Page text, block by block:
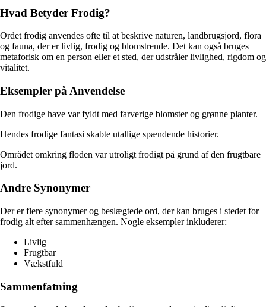
Hvad Betyder Frodig?
Ordet frodig anvendes ofte til at beskrive naturen, landbrugsjord, flora
og fauna, der er livlig, frodig og blomstrende. Det kan også bruges
metaforisk om en person eller et sted, der udstråler livlighed, rigdom og
vitalitet.
Eksempler på Anvendelse
Den frodige have var fyldt med farverige blomster og grønne planter.
Hendes frodige fantasi skabte utallige spændende historier.
Området omkring floden var utroligt frodigt på grund af den frugtbare
jord.
Andre Synonymer
Der er flere synonymer og beslægtede ord, der kan bruges i stedet for
frodig alt efter sammenhængen. Nogle eksempler inkluderer:
Livlig
Frugtbar
Vækstfuld
Sammenfatning